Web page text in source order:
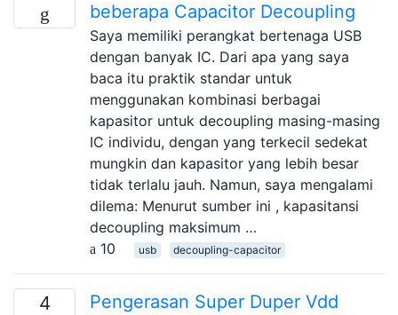
beberapa Capacitor Decoupling
Saya memiliki perangkat bertenaga USB
dengan banyak IC. Dari apa yang saya
baca itu praktik standar untuk
menggunakan kombinasi berbagai
kapasitor untuk decoupling masing-masing
IC individu, dengan yang terkecil sedekat
mungkin dan kapasitor yang lebih besar
tidak terlalu jauh. Namun, saya mengalami
dilema: Menurut sumber ini , kapasitansi
decoupling maksimum …
10
usb decoupling-capacitor
4
Pengerasan Super Duper Vdd